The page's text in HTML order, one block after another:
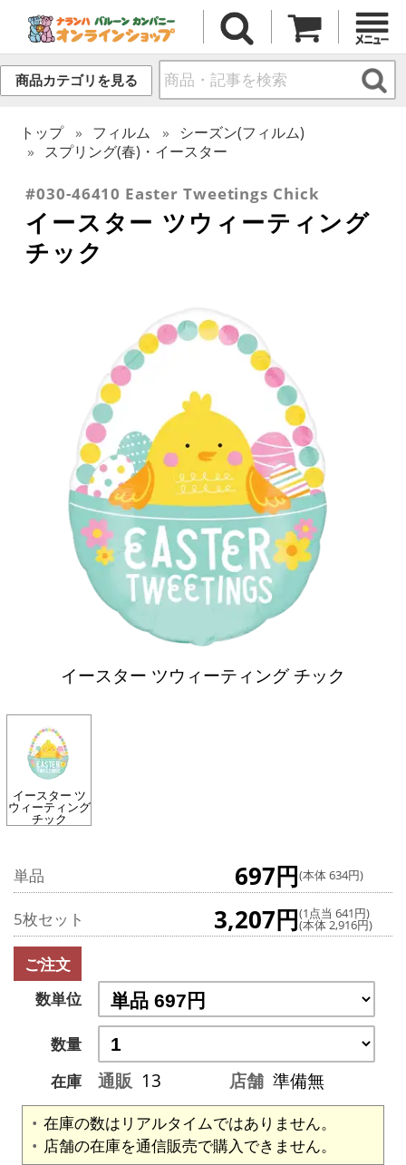
商品カテゴリを見る
トップ フィルム
シーズン(フィルム)
スプリング(春)・イースター
#030-46410 Easter Tweetings Chick
イースター ツウィーティング
チック
イースター ツウィーティング チック
イースター ツ
ウィーティング
チック
単品 697円(本体 634円)
5枚セット 3,207円(1点当 641円)
(本体 2,916円)
ご注文
数単位
数量
在庫
通販 13 店舗 準備無
在庫の数はリアルタイムではありません。
店舗の在庫を通信販売で購入できません。